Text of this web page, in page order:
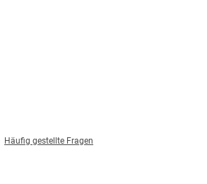
Häufig gestellte Fragen